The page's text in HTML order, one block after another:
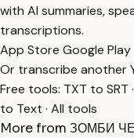
with AI summaries,
transcriptions.
App Store Google Play
Or transcribe another
Free tools: TXT to SRT ·
to Text · All tools
More from ЗОМБИ